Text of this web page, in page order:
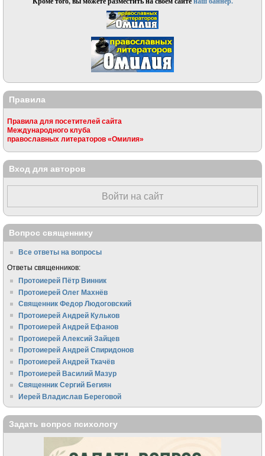
Правила
Правила для посетителей сайта
Международного клуба
православных литераторов «Омилия»
Вход для авторов
Войти на сайт
Вопрос священнику
Все ответы на вопросы
Ответы священников:
Протоиерей Пётр Винник
Протоиерей Олег Махнёв
Священник Федор Людоговский
Протоиерей Андрей Кульков
Протоиерей Андрей Ефанов
Протоиерей Алексий Зайцев
Протоиерей Андрей Спиридонов
Протоиерей Андрей Ткачёв
Протоиерей Василий Мазур
Священник Сергий Бегиян
Иерей Владислав Береговой
Задать вопрос психологу